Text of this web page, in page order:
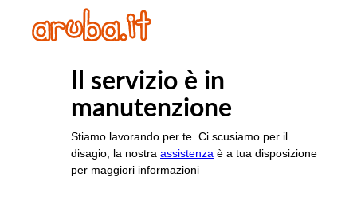
Il servizio è in
manutenzione
Stiamo lavorando per te. Ci scusiamo per il
disagio, la nostra assistenza è a tua disposizione
per maggiori informazioni